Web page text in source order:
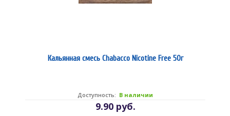
Кальянная смесь Chabacco Nicotine Free 50г
9.90 руб.
Доступность: В наличии